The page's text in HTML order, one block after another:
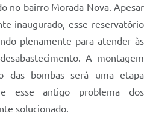
no bairro Morada Nova. Apesar
inaugurado, esse reservatório
plenamente para atender às
A montagem
das bombas será uma etapa
esse antigo problema dos
solucionado.